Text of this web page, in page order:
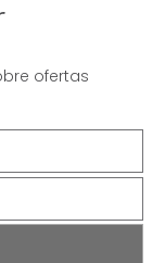
ofertas